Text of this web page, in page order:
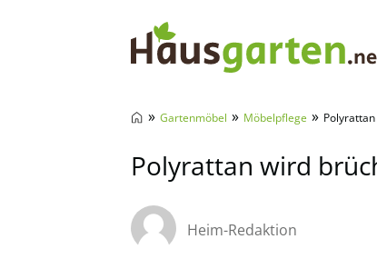
» Gartenmöbel » Möbelpflege »
Polyrattan wird
Heim-Redaktion